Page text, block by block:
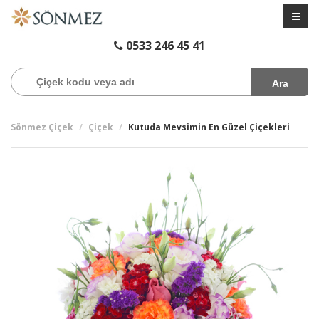
0533 246 45 41
Ara
Sönmez Çiçek Çiçek Kutuda Mevsimin En Güzel Çiçekleri